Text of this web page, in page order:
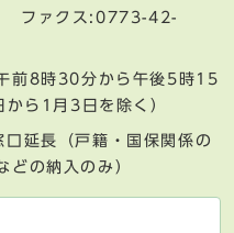
ファクス:0773-42-
前8時30分から午後5時15
ら1月3日を除く）
口延長（戸籍・国保関係の
どの納入のみ）